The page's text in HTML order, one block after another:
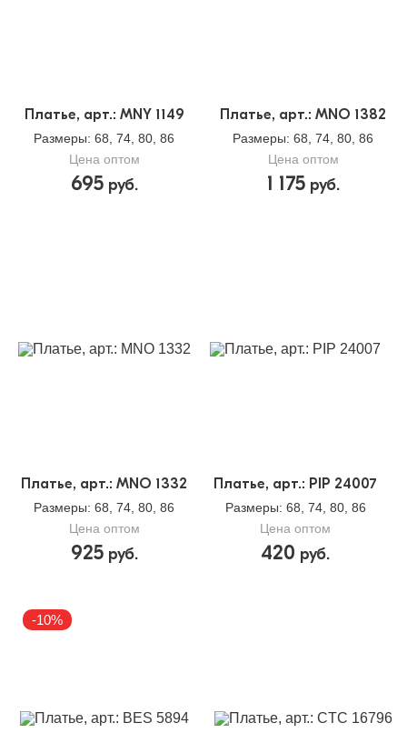
Платье, арт.: MNY 1149
Размеры: 68, 74, 80, 86
Цена оптом
695руб.
Платье, арт.: MNO 1382
Размеры: 68, 74, 80, 86
Цена оптом
1 175руб.
Платье, арт.: MNO 1332
Размеры: 68, 74, 80, 86
Цена оптом
925руб.
Платье, арт.: PIP 24007
Размеры: 68, 74, 80, 86
Цена оптом
420 руб.
-10%